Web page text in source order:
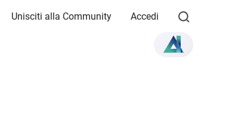
Unisciti alla Community Accedi